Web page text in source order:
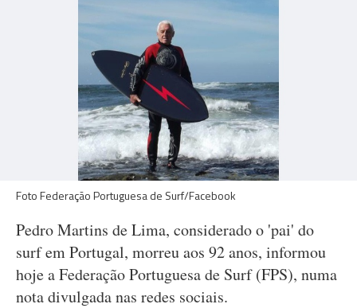
Foto Federação Portuguesa de Surf/Facebook
Pedro Martins de Lima, considerado o 'pai' do
surf em Portugal, morreu aos 92 anos, informou
hoje a Federação Portuguesa de Surf (FPS), numa
nota divulgada nas redes sociais.